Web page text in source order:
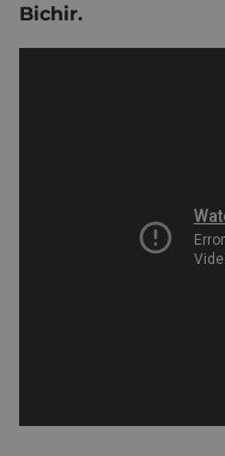
Bichir.